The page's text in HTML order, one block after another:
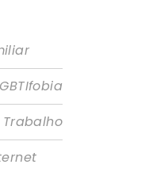
Trabalho